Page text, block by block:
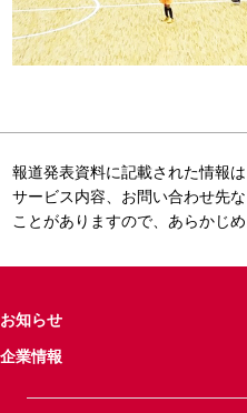
報道発表資料に記載された情報
サービス内容、お問い合わせ先
ことがありますので、あらかじめ
お知らせ
企業情報